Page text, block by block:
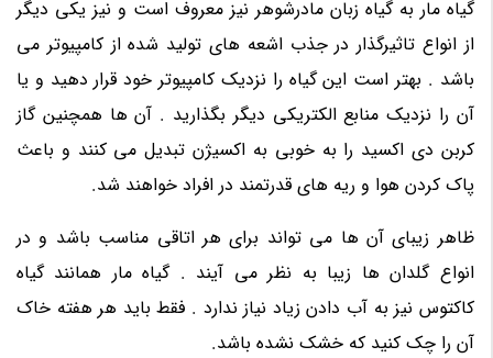
گیاه مار به گیاه زبان مادرشوهر نیز معروف است و نیز یکی دیگر
از انواع تاثیرگذار در جذب اشعه های تولید شده از کامپیوتر می
باشد . بهتر است این گیاه را نزدیک کامپیوتر خود قرار دهید و یا
آن را نزدیک منابع الکتریکی دیگر بگذارید . آن ها همچنین گاز
کربن دی اکسید را به خوبی به اکسیژن تبدیل می کنند و باعث
پاک کردن هوا و ریه های قدرتمند در افراد خواهند شد.
ظاهر زیبای آن ها می تواند برای هر اتاقی مناسب باشد و در
انواع گلدان ها زیبا به نظر می آیند . گیاه مار همانند گیاه
کاکتوس نیز به آب دادن زیاد نیاز ندارد . فقط باید هر هفته خاک
آن را چک کنید که خشک نشده باشد.